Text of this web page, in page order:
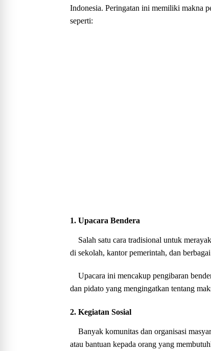
Indonesia. Peringatan ini memiliki makna
seperti:
1. Upacara Bendera
Salah satu cara tradisional untuk
di sekolah, kantor pemerintah, dan
Upacara ini mencakup pengibaran
dan pidato yang mengingatkan tentang
2. Kegiatan Sosial
Banyak komunitas dan organisasi
atau bantuan kepada orang yang